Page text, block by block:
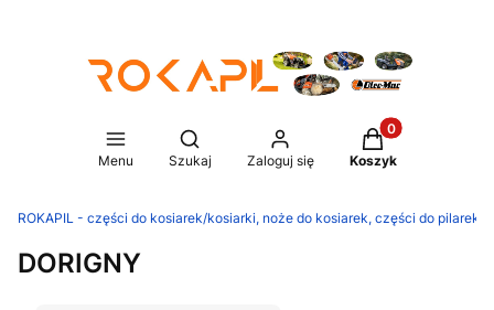
Menu
Otwórz wyszukiwarkę
Szukaj Zaloguj się
Produkty w
Koszyk
ROKAPIL - części do kosiarek/kosiarki, noże do kosiarek, części do pilarek/
DORIGNY